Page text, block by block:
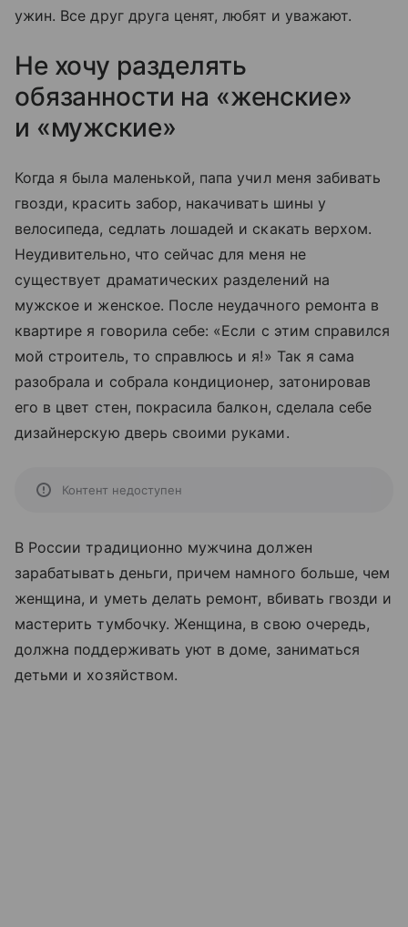
ужин. Все друг друга ценят, любят и уважают.
Не хочу разделять
обязанности на «женские»
и «мужские»
Когда я была маленькой, папа учил меня забивать
гвозди, красить забор, накачивать шины у
велосипеда, седлать лошадей и скакать верхом.
Неудивительно, что сейчас для меня не
существует драматических разделений на
мужское и женское. После неудачного ремонта в
квартире я говорила себе: «Если с этим справился
мой строитель, то справлюсь и я!» Так я сама
разобрала и собрала кондиционер, затонировав
его в цвет стен, покрасила балкон, сделала себе
дизайнерскую дверь своими руками.
Контент недоступен
В России традиционно мужчина должен
зарабатывать деньги, причем намного больше, чем
женщина, и уметь делать ремонт, вбивать гвозди и
мастерить тумбочку. Женщина, в свою очередь,
должна поддерживать уют в доме, заниматься
детьми и хозяйством.